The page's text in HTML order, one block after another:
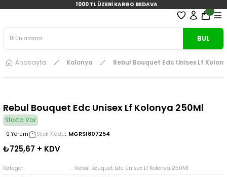
1000 TL ÜZERİ KARGO BEDAVA
BUL
Anasayfa Kolonya Rebul Bouquet Edc Unisex Lf
Rebul Bouquet Edc Unisex Lf Kolonya 250Ml
Stokta Var
0 Yorum Stok Kodu MGRS1607254
₺725,67 + KDV
Kategori
Rebul Bouquet Edc Unisex Lf Kolonya 250Ml